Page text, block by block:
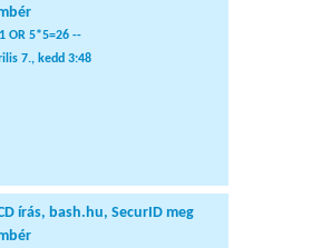
OR 5*5=26 --
7., kedd 3:48
írás, bash.hu, SecurID meg